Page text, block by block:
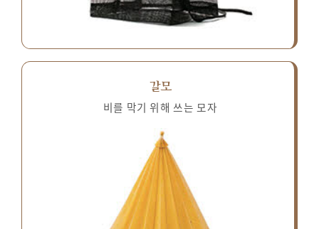
갈모
비를 막기 위해 쓰는 모자